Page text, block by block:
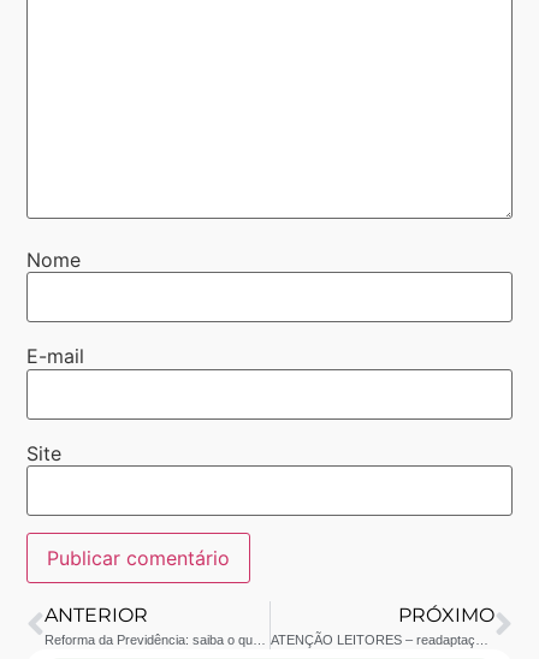
Nome
E-mail
Site
ANTERIOR PRÓXIMO